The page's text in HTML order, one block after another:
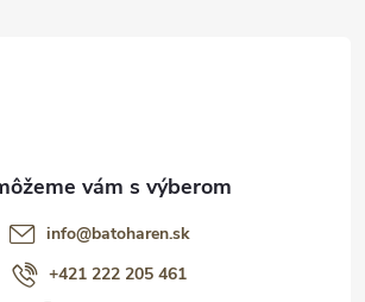
info@batoharen.sk
+421 222 205 461